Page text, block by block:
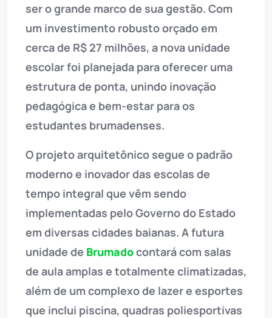
ser o grande marco de sua gestão. Com
um investimento robusto orçado em
cerca de R$ 27 milhões, a nova unidade
escolar foi planejada para oferecer uma
estrutura de ponta, unindo inovação
pedagógica e bem-estar para os
estudantes brumadenses.
O projeto arquitetônico segue o padrão
moderno e inovador das escolas de
tempo integral que vêm sendo
implementadas pelo Governo do Estado
em diversas cidades baianas. A futura
unidade de Brumadocontará com salas
de aula amplas e totalmente climatizadas,
além de um complexo de lazer e esportes
que inclui piscina, quadras poliesportivas